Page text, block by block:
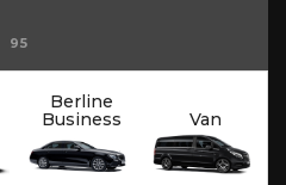
95
Berline
Business
Van